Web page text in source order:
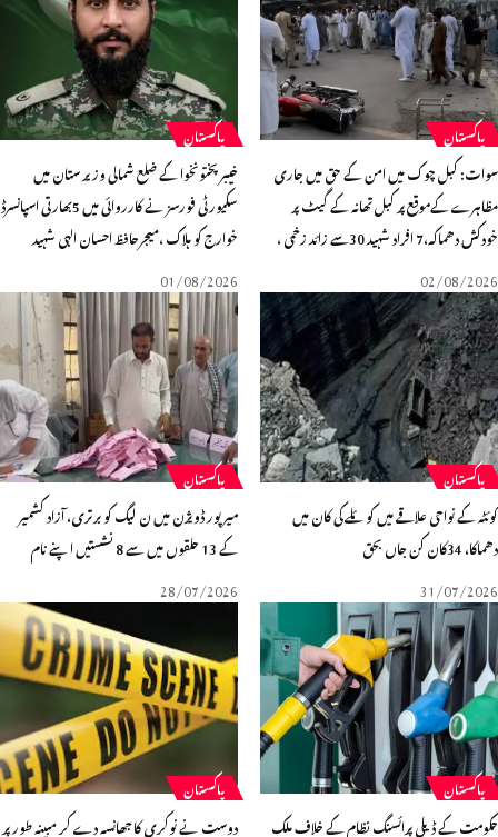
پاکستان
کبل چوک میں امن کے حق میں جاری
کےموقع پر کبل تھانہ کے گیٹ پر
افراد شہید 30سے زائد زخمی ،
02/08/
پاکستان
خیبرپختونخوا کے ضلع شمالی وزیر ستان میں
سکیورٹی فورسز نے کارروائی میں 5بھارتی اسپانسرڈ
خوارج کو ہلاک ،میجرحافظ احسان الہی شہید
01/08/2026
پاکستان
کے نواحی علاقے میں کوئلے کی کان میں
کن جاں بحق
31/07/
پاکستان
میرپور ڈویژن میں ن لیگ کو برتری، آزاد کشمیر
کے 13 حلقوں میں سے 8 نشستیں اپنے نام
28/07/2026
پاکستان
کے ڈیلی پرائسنگ نظام کے خلاف ملک
پاکستان
دوست نے نوکری کا جھانسہ دے کر مبینہ طور پر